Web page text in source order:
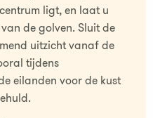
ligt, en laat u
de golven. Sluit de
uitzicht vanaf de
tijdens
eilanden voor de kust